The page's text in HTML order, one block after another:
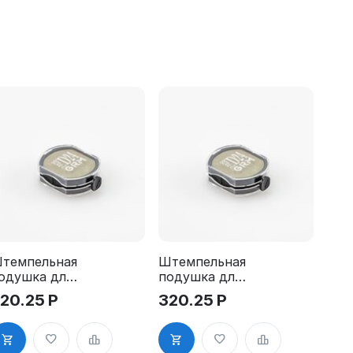
для
R24 Р
Штемпельная
подушка для
GRM R24
2Pads, синяя
320.25 Р